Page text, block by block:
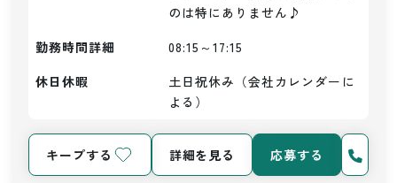
のは特にありません♪
勤務時間詳細
08:15～17:15
休日休暇
土日祝休み（会社カレンダーに
よる）
キープする 詳細を見る 応募する